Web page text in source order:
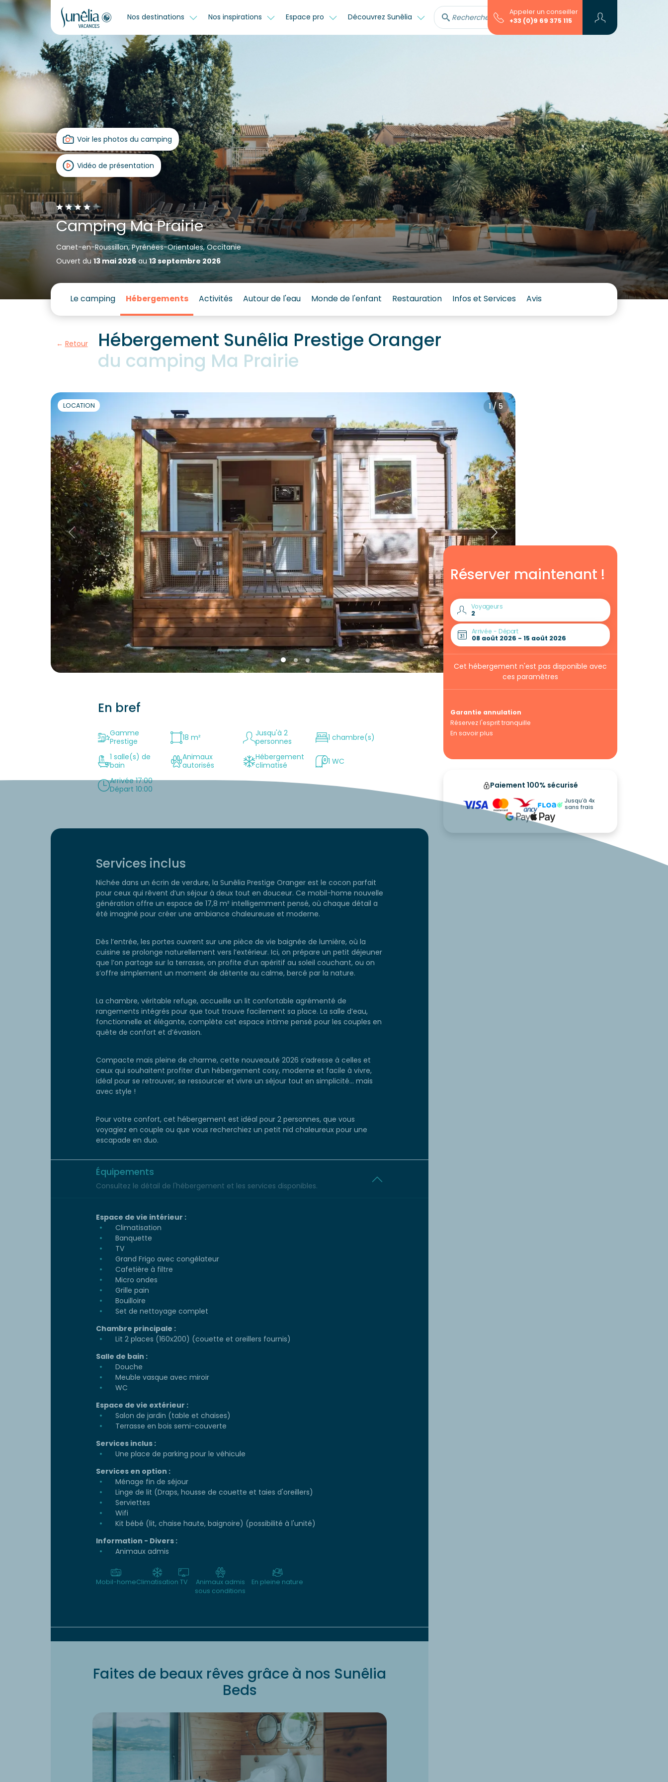
Nos destinations Nos inspirations Espace pro Découvrez Sunêlia Rechercher avec l'assistant...
Appeler un conseiller
+33 (0)9 69 375 115
Voir les photos du camping
Vidéo de présentation
Camping Ma Prairie
Canet-en-Roussillon, Pyrénées-Orientales, Occitanie
Ouvert du 13 mai 2026au 13 septembre 2026
Le camping Hébergements Activités Autour de l'eau Monde de l'enfant Restauration Infos et Services Avis
Retour
Hébergement Sunêlia Prestige Oranger
du camping Ma Prairie
Réserver maintenant !
Voyageurs
Arrivée - Départ
Cet hébergement n'est pas disponible avec
ces paramêtres
Garantie annulation
Réservez l'esprit tranquille
En savoir plus
Paiement 100% sécurisé
Jusqu’à 4x
sans frais
1 / 5
LOCATION
En bref
Gamme
Prestige
18 m²
Jusqu'à 2
personnes
1 chambre(s)
1 salle(s) de
bain
Animaux
autorisés
Hébergement
climatisé
1 WC
Arrivée 17:00
Départ 10:00
Services inclus
Nichée dans un écrin de verdure, la Sunêlia Prestige Oranger est le cocon parfait
pour ceux qui rêvent d’un séjour à deux tout en douceur. Ce mobil-home nouvelle
génération offre un espace de 17,8 m² intelligemment pensé, où chaque détail a
été imaginé pour créer une ambiance chaleureuse et moderne.
Dès l’entrée, les portes ouvrent sur une pièce de vie baignée de lumière, où la
cuisine se prolonge naturellement vers l’extérieur. Ici, on prépare un petit déjeuner
que l’on partage sur la terrasse, on profite d’un apéritif au soleil couchant, ou on
s’offre simplement un moment de détente au calme, bercé par la nature.
La chambre, véritable refuge, accueille un lit confortable agrémenté de
rangements intégrés pour que tout trouve facilement sa place. La salle d’eau,
fonctionnelle et élégante, complète cet espace intime pensé pour les couples en
quête de confort et d’évasion.
Compacte mais pleine de charme, cette nouveauté 2026 s’adresse à celles et
ceux qui souhaitent profiter d’un hébergement cosy, moderne et facile à vivre,
idéal pour se retrouver, se ressourcer et vivre un séjour tout en simplicité… mais
avec style !
Pour votre confort, cet hébergement est idéal pour 2 personnes, que vous
voyagiez en couple ou que vous recherchiez un petit nid chaleureux pour une
escapade en duo.
Équipements
Consultez le détail de l'hébergement et les services disponibles.
Espace de vie intérieur :
Climatisation
Banquette
TV
Grand Frigo avec congélateur
Cafetière à filtre
Micro ondes
Grille pain
Bouilloire
Set de nettoyage complet
Chambre principale :
Lit 2 places (160x200) (couette et oreillers fournis)
Salle de bain :
Douche
Meuble vasque avec miroir
WC
Espace de vie extérieur :
Salon de jardin (table et chaises)
Terrasse en bois semi-couverte
Services inclus :
Une place de parking pour le véhicule
Services en option :
Ménage fin de séjour
Linge de lit (Draps, housse de couette et taies d'oreillers)
Serviettes
Wifi
Kit bébé (lit, chaise haute, baignoire) (possibilité à l'unité)
Information - Divers :
Animaux admis
Mobil-homeClimatisation TV
Animaux admis
sous conditions
En pleine nature
Faites de beaux rêves grâce à nos Sunêlia
Beds